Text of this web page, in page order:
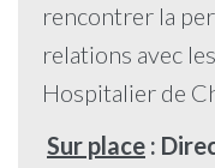
rencontrer la
relations avec
Hospitalier de
Sur place :